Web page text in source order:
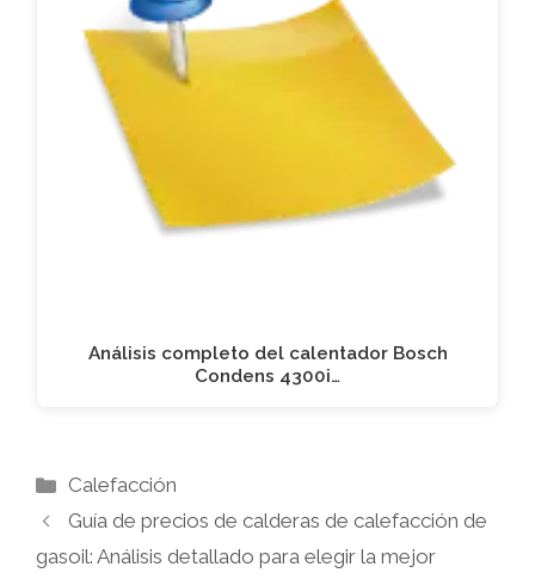
Análisis completo del calentador Bosch
Condens 4300i…
Categorías
Calefacción
Guía de precios de calderas de calefacción de
gasoil: Análisis detallado para elegir la mejor